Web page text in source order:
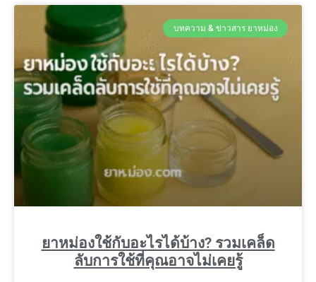
บทความ & ข่าวสาร ยาหม่อง
ยาหม่องใช้กับอะไรได้บ้าง? รวมเคล็ด
ลับการใช้ที่คุณอาจไม่เคยรู้